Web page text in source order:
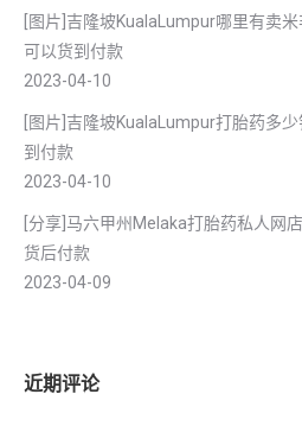
[图片]吉隆坡KualaLumpur哪里有卖
可以货到付款
2023-04-10
[图片]吉隆坡KualaLumpur打胎药多
到付款
2023-04-10
[分享]马六甲州Melaka打胎药私人网
货后付款
2023-04-09
近期评论